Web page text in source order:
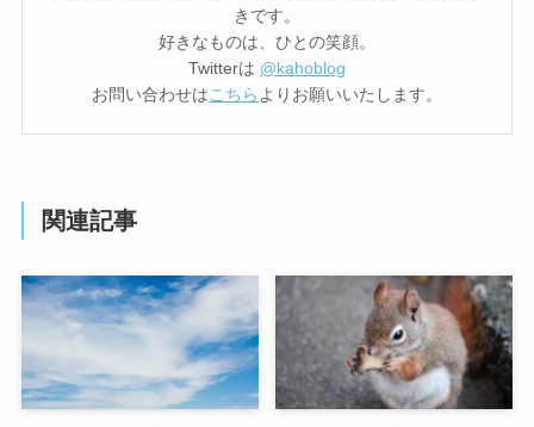
きです。
好きなものは、ひとの笑顔。
Twitterは @kahoblog
お問い合わせはこちら よりお願いいたします。
関連記事